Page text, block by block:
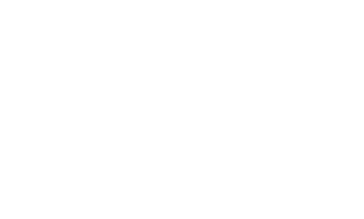
pour réductions fiscales et
d'occasion (BMW, Audi,
pour leur tenue de route et
pour trajets urbains et